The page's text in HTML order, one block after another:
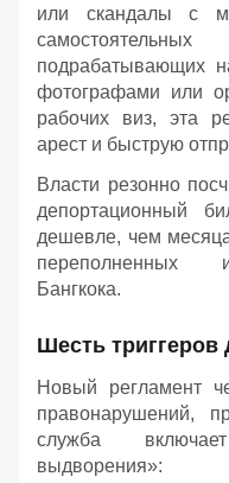
или скандалы с
подрабатывающих
фотографами или
рабочих виз, эта
арест и быструю
Власти резонно
депортационный
дешевле, чем
переполненных
Бангкока.
Шесть
Новый регламент
правонарушений,
служба
выдворения»: